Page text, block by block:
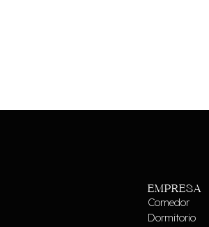
EMPRESA
Comedor
Dormitorio